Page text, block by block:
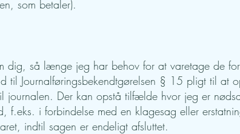
som betaler).
dig, så længe jeg har behov for at varetage de
til Journalføringsbekendtgørelsen § 15 pligt til at
journalen. Der kan opstå tilfælde hvor jeg er
f.eks. i forbindelse med en klagesag eller
indtil sagen er endeligt afsluttet.